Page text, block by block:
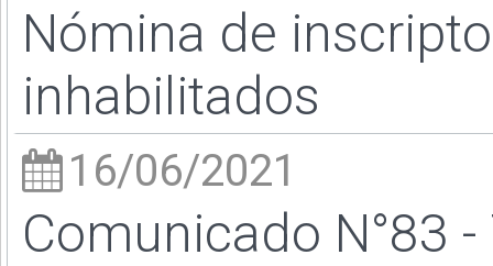
Nómina de
inhabilitados
16/06/2021
Comunicado N°83